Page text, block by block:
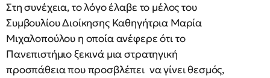
Στη συνέχεια, το λόγο έλαβε το μέλος του
Συμβουλίου Διοίκησης Καθηγήτρια Μαρία
Μιχαλοπούλου η οποία ανέφερε ότι το
Πανεπιστήμιο ξεκινά μια στρατηγική
προσπάθεια που προσβλέπει να γίνει θεσμός,